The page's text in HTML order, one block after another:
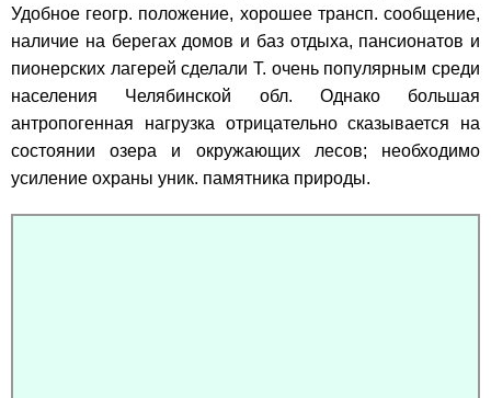
Удобное геогр. положение, хорошее трансп. сообщение,
наличие на берегах домов и баз отдыха, пансионатов и
пионерских лагерей сделали Т. очень популярным среди
населения Челябинской обл. Однако большая
антропогенная нагрузка отрицательно сказывается на
состоянии озера и окружающих лесов; необходимо
усиление охраны уник. памятника природы.